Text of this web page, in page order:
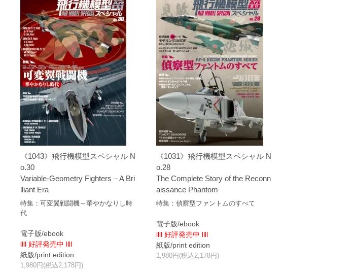
《1043》飛行機模型スペシャル N
o.30
Variable-Geometry Fighters – A Bri
lliant Era
特集：可変翼戦闘機～華やかなりし時
代
電子版/ebook
llll 好評発売中 llll
紙版/print edition
1,980円(税込2,178円)
《1031》飛行機模型スペシャル N
o.28
The Complete Story of the Reconn
aissance Phantom
特集：偵察型ファントムのすべて
電子版/ebook
llll 好評発売中 llll
紙版/print edition
1,980円(税込2,178円)